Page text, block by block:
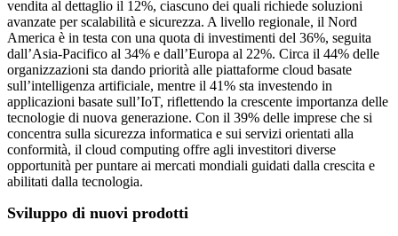
vendita al dettaglio il 12%, ciascuno dei quali richiede soluzioni
avanzate per scalabilità e sicurezza. A livello regionale, il Nord
America è in testa con una quota di investimenti del 36%, seguita
dall’Asia-Pacifico al 34% e dall’Europa al 22%. Circa il 44% delle
organizzazioni sta dando priorità alle piattaforme cloud basate
sull’intelligenza artificiale, mentre il 41% sta investendo in
applicazioni basate sull’IoT, riflettendo la crescente importanza delle
tecnologie di nuova generazione. Con il 39% delle imprese che si
concentra sulla sicurezza informatica e sui servizi orientati alla
conformità, il cloud computing offre agli investitori diverse
opportunità per puntare ai mercati mondiali guidati dalla crescita e
abilitati dalla tecnologia.
Sviluppo di nuovi prodotti